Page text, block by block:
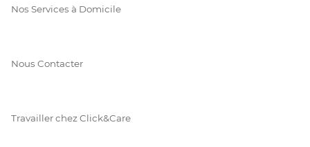
Nos Services à Domicile
Nous Contacter
Travailler chez Click&Care